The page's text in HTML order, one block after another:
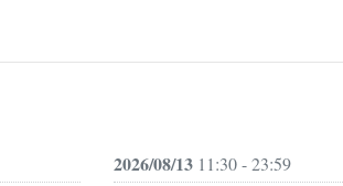
2026/08/13 11:30 - 23:59